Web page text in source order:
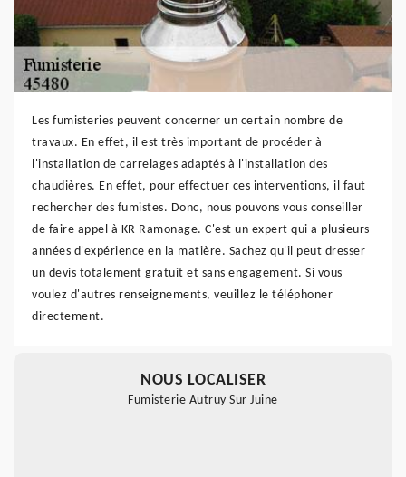
Les fumisteries peuvent concerner un certain nombre de
travaux. En effet, il est très important de procéder à
l'installation de carrelages adaptés à l'installation des
chaudières. En effet, pour effectuer ces interventions, il faut
rechercher des fumistes. Donc, nous pouvons vous conseiller
de faire appel à KR Ramonage. C'est un expert qui a plusieurs
années d'expérience en la matière. Sachez qu'il peut dresser
un devis totalement gratuit et sans engagement. Si vous
voulez d'autres renseignements, veuillez le téléphoner
directement.
NOUS LOCALISER
Fumisterie Autruy Sur Juine